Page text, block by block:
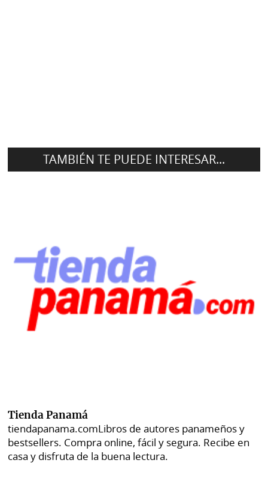
TAMBIÉN TE PUEDE INTERESAR...
Tienda Panamá
tiendapanama.comLibros de autores panameños y
bestsellers. Compra online, fácil y segura. Recibe en
casa y disfruta de la buena lectura.